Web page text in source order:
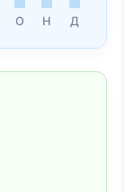
О Н Д